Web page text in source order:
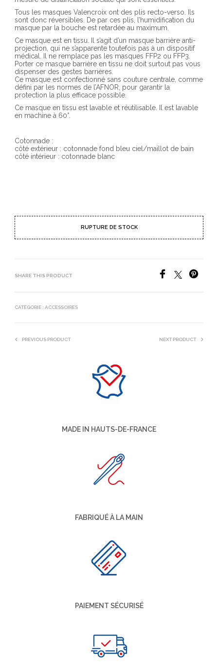
Tous les masques Valencroix ont des plis recto-verso. Ils
sont donc réversibles. De par ces plis, l’humidification du
masque par la bouche est retardée au maximum.
Ce masque est en tissu. Il s’agit d’un masque barrière anti-
projection, qui ne s’apparente toutefois pas à un dispositif
médical. Il ne remplace pas les masques FFP2 ou FFP3.
Porter ce masque barrière en tissu ne doit surtout pas vous
dispenser des gestes barrières.
Ce masque est confectionné sans couture centrale, comme
défini par les normes de l’AFNOR, pour garantir la
protection la plus efficace possible.
Ce masque en tissu est lavable et réutilisable. Il est lavable
en machine à 60°.
Cotonnade :
côté extérieur : cotonnade fond bleu ciel/maillot de bain
côté intérieur : cotonnade blanc
RUPTURE DE STOCK
SHARE THIS PRODUCT
CATÉGORIE : ACCESSOIRES
PREVIOUS PRODUCT NEXT PRODUCT
MADE IN HAUTS-DE-FRANCE
FABRIQUÉ À LA MAIN
PAIEMENT SÉCURISÉ